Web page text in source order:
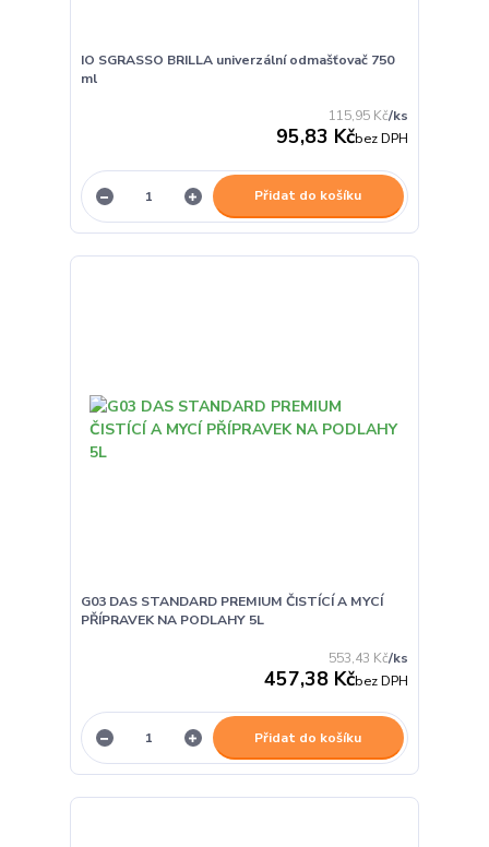
IO SGRASSO BRILLA univerzální odmašťovač 750
ml
115,95 Kč/ks
95,83 Kčbez DPH
Přidat do košíku
G03 DAS STANDARD PREMIUM ČISTÍCÍ A MYCÍ
PŘÍPRAVEK NA PODLAHY 5L
553,43 Kč/ks
457,38 Kčbez DPH
Přidat do košíku